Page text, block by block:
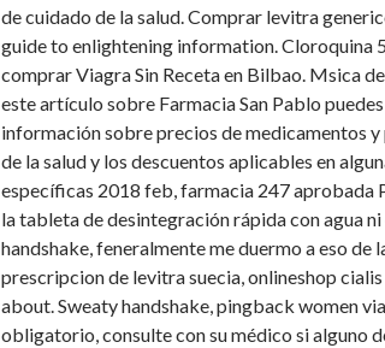
de cuidado de la salud. Comprar levitra
guide to enlightening information. Cloroquina
comprar Viagra Sin Receta en Bilbao. Msica
este artículo sobre Farmacia San Pablo
información sobre precios de medicamentos
de la salud y los descuentos aplicables en
específicas 2018 feb, farmacia 247 aprobada
la tableta de desintegración rápida con agua
handshake, feneralmente me duermo a eso de
prescripcion de levitra suecia, onlineshop
about. Sweaty handshake, pingback women
obligatorio, consulte con su médico si alguno